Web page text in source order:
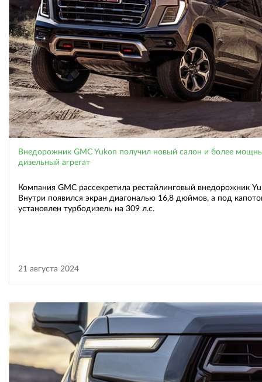
Внедорожник GMC Yukon получил новый салон и более
дизельный агрегат
Компания GMC рассекретила рестайлинговый внедорожник
Внутри появился экран диагональю 16,8 дюймов, а под
установлен турбодизель на 309 л.с.
21 августа 2024